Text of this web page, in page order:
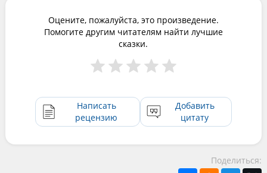
Оцените, пожалуйста, это произведение.
Помогите другим читателям найти лучшие
сказки.
Написать
рецензию
Добавить
цитату
Поделиться: